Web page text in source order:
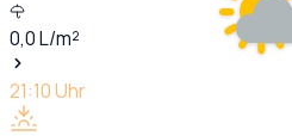
0,0L/m²
21:10Uhr